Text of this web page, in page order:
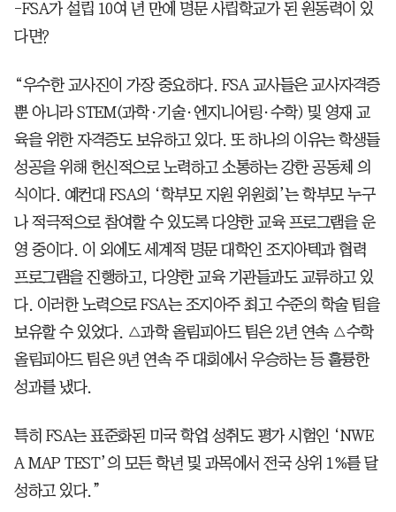
-FSA가 설립 10여 년 만에 명문 사립학교가 된 원동력이 있
다면?
“우수한 교사진이 가장 중요하다. FSA 교사들은 교사자격증
뿐 아니라 STEM(과학·기술·엔지니어링·수학) 및 영재 교
육을 위한 자격증도 보유하고 있다. 또 하나의 이유는 학생들
성공을 위해 헌신적으로 노력하고 소통하는 강한 공동체 의
식이다. 예컨대 FSA의 ‘학부모 지원 위원회’는 학부모 누구
나 적극적으로 참여할 수 있도록 다양한 교육 프로그램을 운
영 중이다. 이 외에도 세계적 명문 대학인 조지아텍과 협력
프로그램을 진행하고, 다양한 교육 기관들과도 교류하고 있
다. 이러한 노력으로 FSA는 조지아주 최고 수준의 학술 팀을
보유할 수 있었다. △과학 올림피아드 팀은 2년 연속 △수학
올림피아드 팀은 9년 연속 주 대회에서 우승하는 등 훌륭한
성과를 냈다.
특히 FSA는 표준화된 미국 학업 성취도 평가 시험인 ‘NWE
A MAP TEST’의 모든 학년 및 과목에서 전국 상위 1%를 달
성하고 있다.”